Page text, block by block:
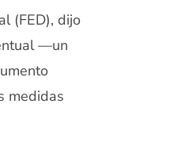
(FED), dijo
—un
medidas